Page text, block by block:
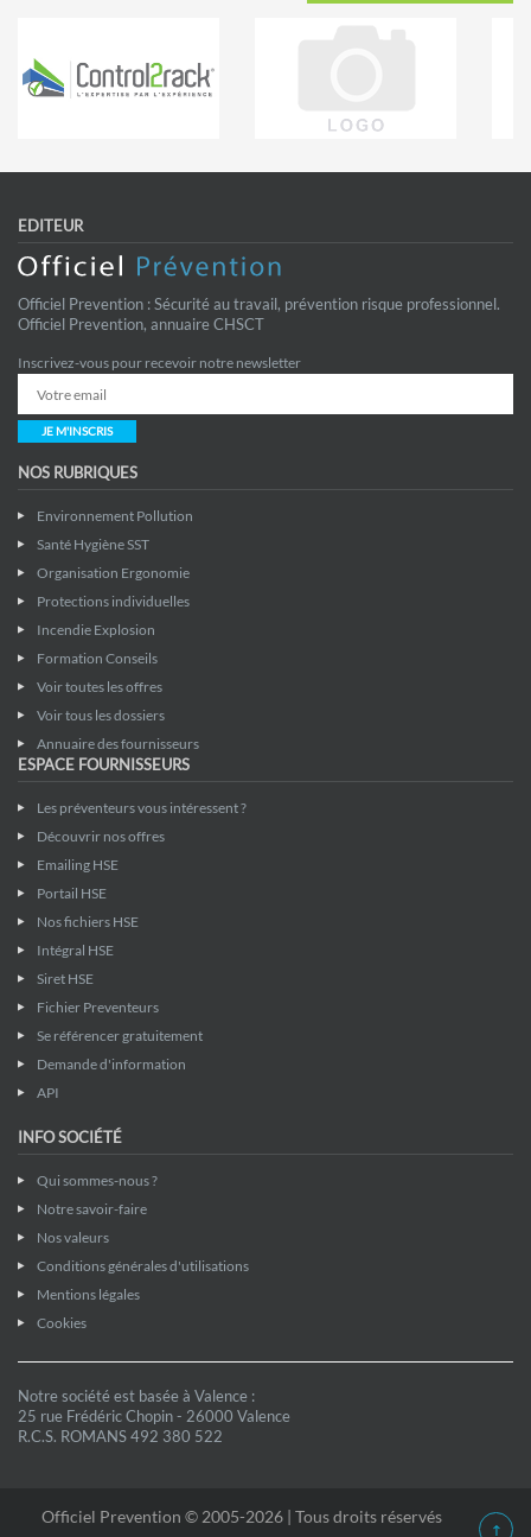
EDITEUR
Officiel Prevention : Sécurité au travail, prévention risque professionnel.
Officiel Prevention, annuaire CHSCT
Inscrivez-vous pour recevoir notre newsletter
JE M'INSCRIS
NOS RUBRIQUES
Environnement Pollution
Santé Hygiène SST
Organisation Ergonomie
Protections individuelles
Incendie Explosion
Formation Conseils
Voir toutes les offres
Voir tous les dossiers
Annuaire des fournisseurs
ESPACE FOURNISSEURS
Les préventeurs vous intéressent ?
Découvrir nos offres
Emailing HSE
Portail HSE
Nos fichiers HSE
Intégral HSE
Siret HSE
Fichier Preventeurs
Se référencer gratuitement
Demande d'information
API
INFO SOCIÉTÉ
Qui sommes-nous ?
Notre savoir-faire
Nos valeurs
Conditions générales d'utilisations
Mentions légales
Cookies
Notre société est basée à Valence :
25 rue Frédéric Chopin - 26000 Valence
R.C.S. ROMANS 492 380 522
Officiel Prevention © 2005-2026 | Tous droits réservés